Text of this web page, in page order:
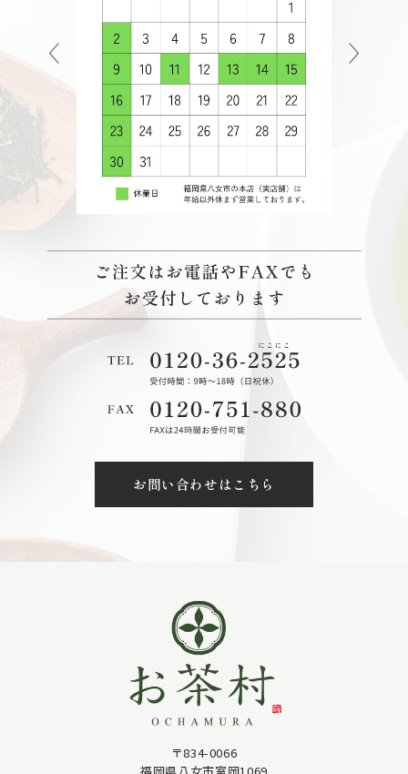
お問い合わせはこちら
〒834-0066